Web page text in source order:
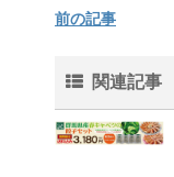
前の記事
関連記事